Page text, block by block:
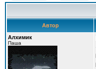
Автор
Алхимик
Паша